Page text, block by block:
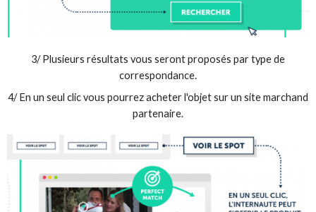
3/ Plusieurs résultats vous seront proposés par type de
correspondance.
4/ En un seul clic vous pourrez acheter l'objet sur un site marchand
partenaire.